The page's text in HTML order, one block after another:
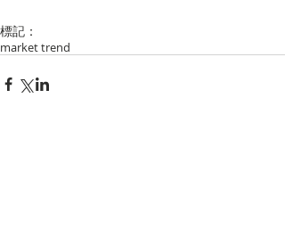
標記：
market trend